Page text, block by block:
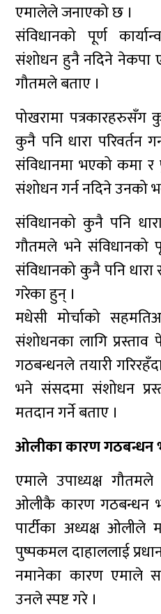
एमालेले जनाएको छ ।
संविधानको पूर्ण
संशोधन हुनै नदिने नेकपा
गौतमले बताए ।
पोखरामा पत्रकारहरुसँग
कुनै पनि धारा परिवर्तन
संविधानमा भएको कमा र
संशोधन गर्न नदिने उनको
संविधानको कुनै पनि
गौतमले भने संविधानको
संविधानको कुनै पनि
गरेका हुन् ।
मधेसी मोर्चाको
संशोधनका लागि प्रस्ताव
गठबन्धनले तयारी
भने संसदमा संशोधन
मतदान गर्ने बताए ।
ओलीका कारण गठबन्धन
एमाले उपाध्यक्ष गौतमले
ओलीकै कारण गठबन्धन
पार्टीका अध्यक्ष ओलीले
पुष्पकमल दाहाललाई
नमानेका कारण एमाले
उनले स्पष्ट गरे ।